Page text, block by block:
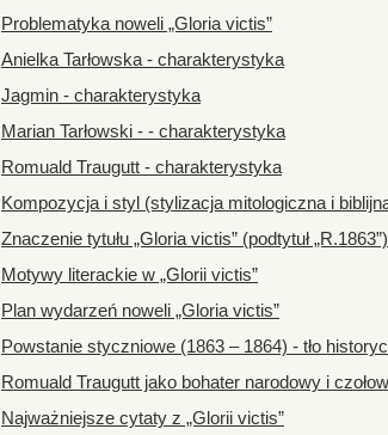
Problematyka noweli „Gloria victis”
Anielka Tarłowska - charakterystyka
Jagmin - charakterystyka
Marian Tarłowski - - charakterystyka
Romuald Traugutt - charakterystyka
Kompozycja i styl (stylizacja mitologiczna i
Znaczenie tytułu „Gloria victis” (podtytuł „R.1863”)
Motywy literackie w „Glorii victis”
Plan wydarzeń noweli „Gloria victis”
Powstanie styczniowe (1863 – 1864) - tło
Romuald Traugutt jako bohater narodowy i
Najważniejsze cytaty z „Glorii victis”